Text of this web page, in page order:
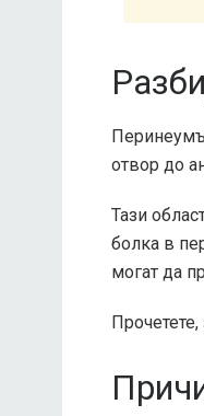
отвор до
Тази
болка в
могат да